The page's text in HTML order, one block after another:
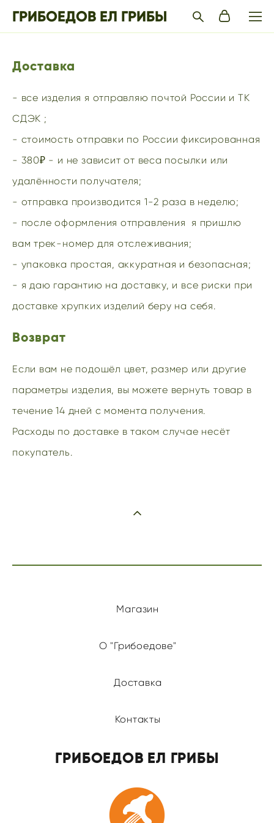
ГРИБОЕДОВ ЕЛ ГРИБЫ
Доставка
- все изделия я отправляю почтой России и ТК
СДЭК ;
- стоимость отправки по России фиксированная
- 380₽ - и не зависит от веса посылки или
удалённости получателя;
- отправка производится 1-2 раза в неделю;
- после оформления отправления я пришлю
вам трек-номер для отслеживания;
- упаковка простая, аккуратная и безопасная;
- я даю гарантию на доставку, и все риски при
доставке хрупких изделий беру на себя.
Возврат
Если вам не подошёл цвет, размер или другие
параметры изделия, вы можете вернуть товар в
течение 14 дней с момента получения.
Расходы по доставке в таком случае несёт
покупатель.
Магазин
О "Грибоедове"
Доставка
Контакты
ГРИБОЕДОВ ЕЛ ГРИБЫ